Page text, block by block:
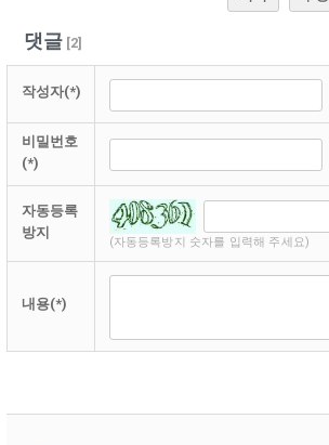
댓글[2]
작성자(*)
비밀번호
(*)
자동등록
방지
(자동등록방지 숫자를 입력해 주세요)
내용(*)